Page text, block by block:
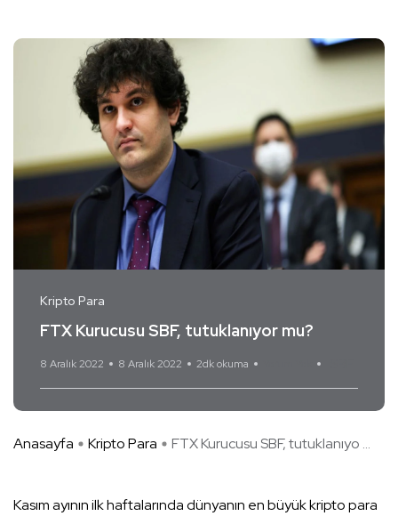
Kripto Para
FTX Kurucusu SBF, tutuklanıyor mu?
8 Aralık 2022 8 Aralık 2022 2dk okuma
Anasayfa Kripto Para FTX Kurucusu SBF, tutuklanıyo ...
Kasım ayının ilk haftalarında dünyanın en büyük kripto para